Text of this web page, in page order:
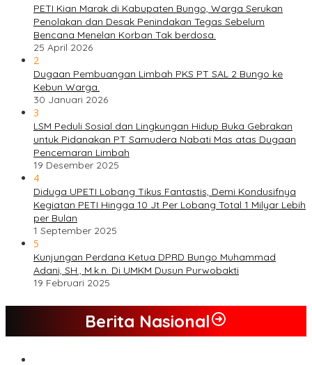
PETI Kian Marak di Kabupaten Bungo, Warga Serukan
Penolakan dan Desak Penindakan Tegas Sebelum
Bencana Menelan Korban Tak berdosa.
25 April 2026
2
Dugaan Pembuangan Limbah PKS PT SAL 2 Bungo ke
Kebun Warga.
30 Januari 2026
3
LSM Peduli Sosial dan Lingkungan Hidup Buka Gebrakan
untuk Pidanakan PT Samudera Nabati Mas atas Dugaan
Pencemaran Limbah
19 Desember 2025
4
Diduga UPETI Lobang Tikus Fantastis, Demi Kondusifnya
Kegiatan PETI Hingga 10 Jt Per Lobang Total 1 Milyar Lebih
per Bulan
1 September 2025
5
Kunjungan Perdana Ketua DPRD Bungo Muhammad
Adani, SH., M.k.n. Di UMKM Dusun Purwobakti
19 Februari 2025
Berita Nasional